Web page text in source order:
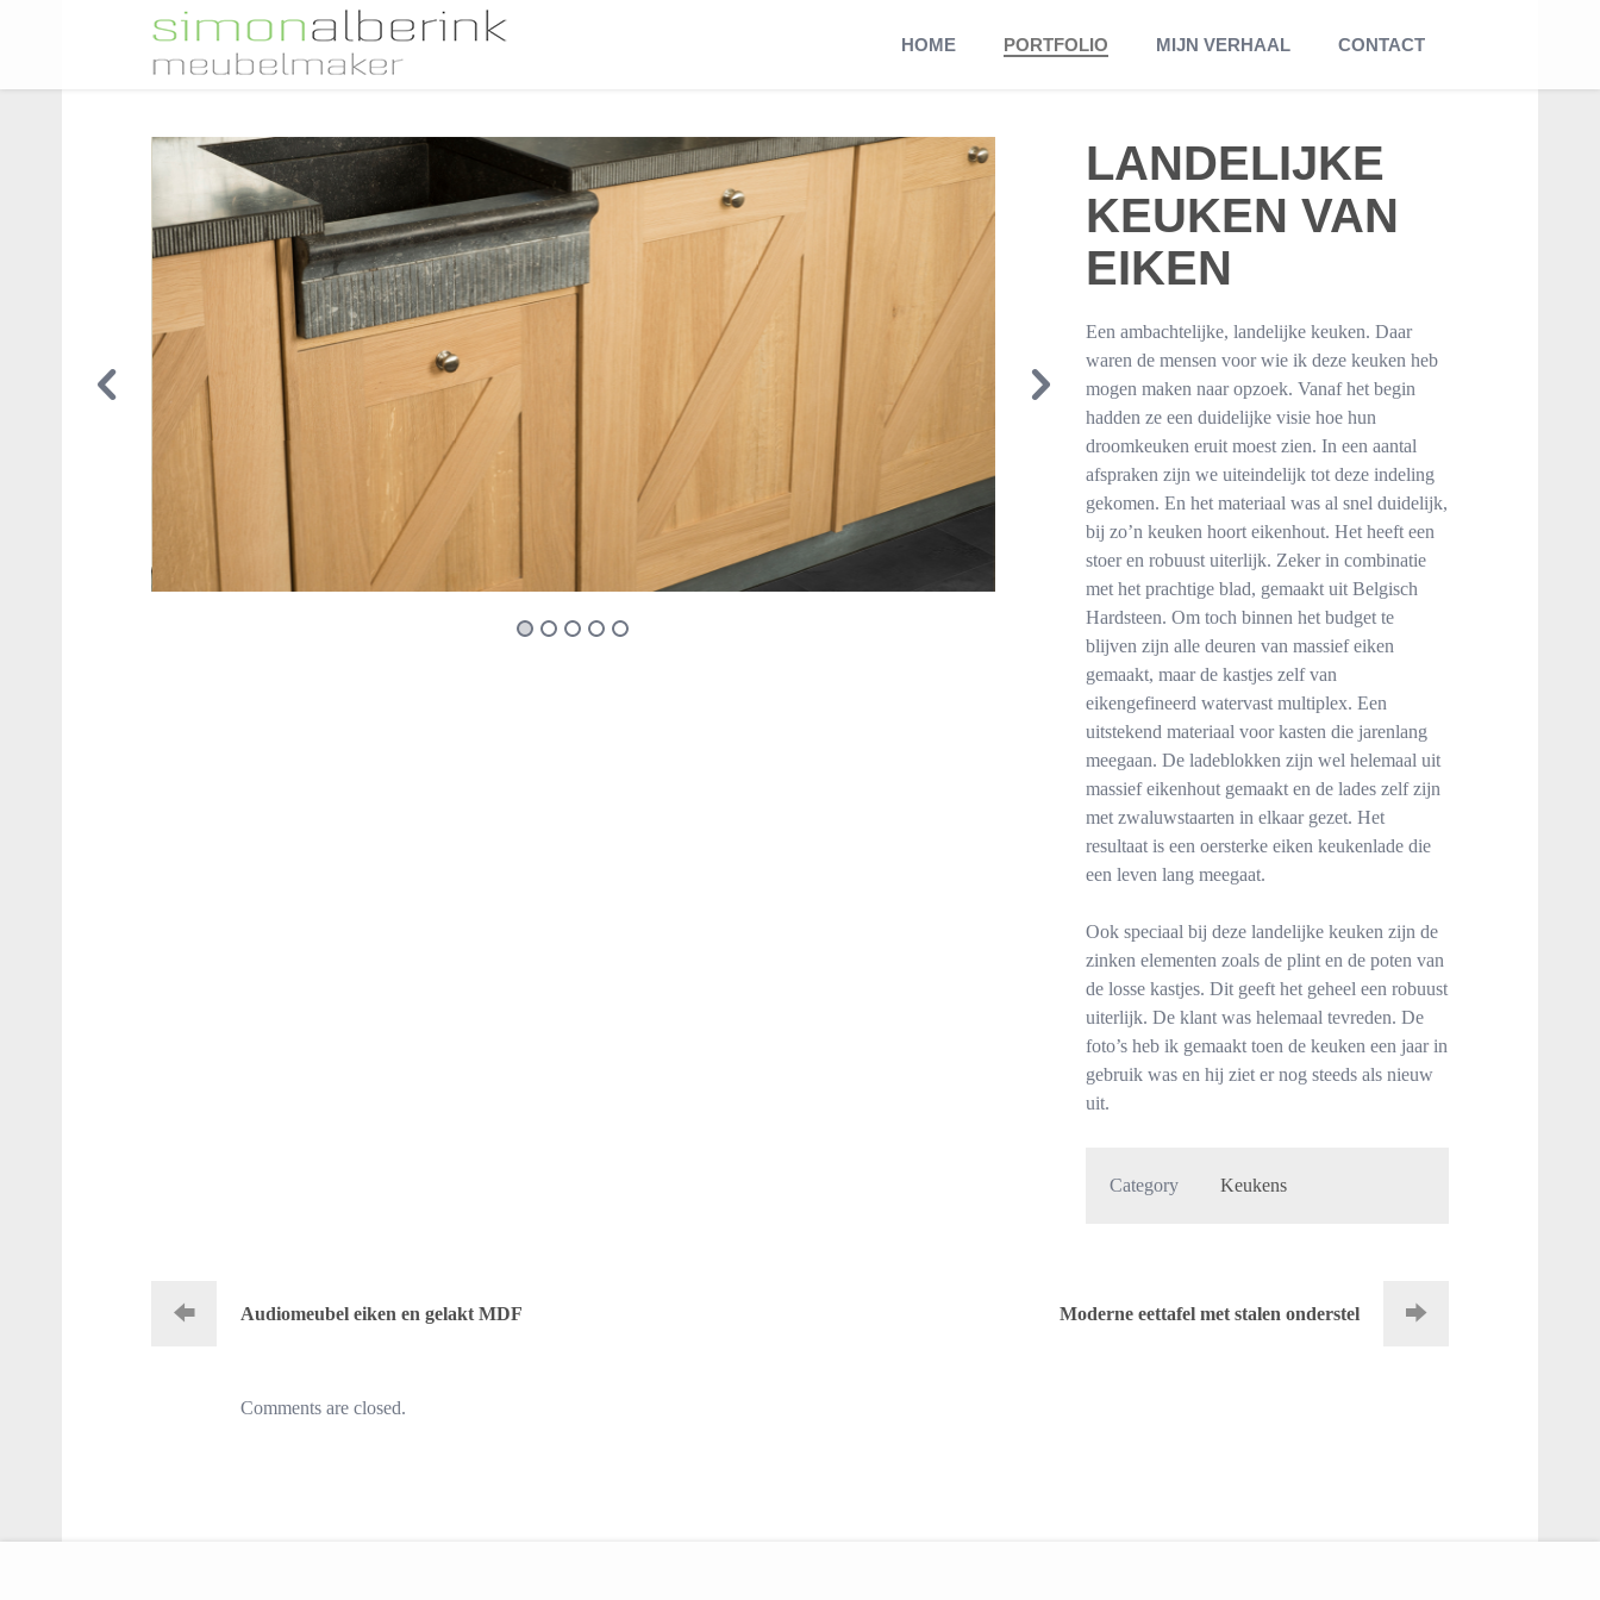
HOME PORTFOLIO MIJN VERHAAL CONTACT
LANDELIJKE
KEUKEN VAN
EIKEN
Een ambachtelijke, landelijke keuken. Daar
waren de mensen voor wie ik deze keuken heb
mogen maken naar opzoek. Vanaf het begin
hadden ze een duidelijke visie hoe hun
droomkeuken eruit moest zien. In een aantal
afspraken zijn we uiteindelijk tot deze indeling
gekomen. En het materiaal was al snel duidelijk,
bij zo’n keuken hoort eikenhout. Het heeft een
stoer en robuust uiterlijk. Zeker in combinatie
met het prachtige blad, gemaakt uit Belgisch
Hardsteen. Om toch binnen het budget te
blijven zijn alle deuren van massief eiken
gemaakt, maar de kastjes zelf van
eikengefineerd watervast multiplex. Een
uitstekend materiaal voor kasten die jarenlang
meegaan. De ladeblokken zijn wel helemaal uit
massief eikenhout gemaakt en de lades zelf zijn
met zwaluwstaarten in elkaar gezet. Het
resultaat is een oersterke eiken keukenlade die
een leven lang meegaat.
Ook speciaal bij deze landelijke keuken zijn de
zinken elementen zoals de plint en de poten van
de losse kastjes. Dit geeft het geheel een robuust
uiterlijk. De klant was helemaal tevreden. De
foto’s heb ik gemaakt toen de keuken een jaar in
gebruik was en hij ziet er nog steeds als nieuw
uit.
Category Keukens
Audiomeubel eiken en gelakt MDF Moderne eettafel met stalen onderstel
Comments are closed.